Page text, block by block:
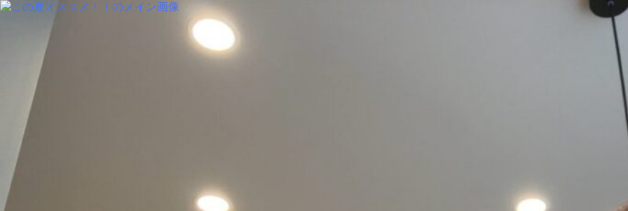
img:is([sizes=auto i],[sizes^="auto," i]){contain-intrinsic-size:3000px 1500px} /*# sourceURL=wp-img-auto-sizes-contain-inline-css */
PRODUCT
COLUMN
SALON INFORMATION
STAFF
RECRUIT
MENU
PRODUCT
COLUMN
BLOG